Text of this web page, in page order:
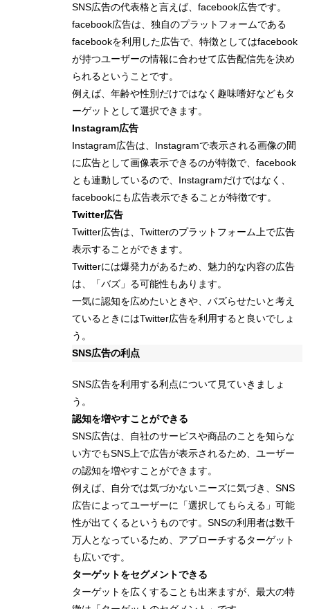
SNS広告の代表格と言えば、facebook広告です。
facebook広告は、独自のプラットフォームである
facebookを利用した広告で、特徴としてはfacebook
が持つユーザーの情報に合わせて広告配信先を決め
られるということです。
例えば、年齢や性別だけではなく趣味嗜好などもタ
ーゲットとして選択できます。
Instagram広告
Instagram広告は、Instagramで表示される画像の間
に広告として画像表示できるのが特徴で、facebook
とも連動しているので、Instagramだけではなく、
facebookにも広告表示できることが特徴です。
Twitter広告
Twitter広告は、Twitterのプラットフォーム上で広告
表示することができます。
Twitterには爆発力があるため、魅力的な内容の広告
は、「バズ」る可能性もあります。
一気に認知を広めたいときや、バズらせたいと考え
ているときにはTwitter広告を利用すると良いでしょ
う。
SNS広告の利点
SNS広告を利用する利点について見ていきましょ
う。
認知を増やすことができる
SNS広告は、自社のサービスや商品のことを知らな
い方でもSNS上で広告が表示されるため、ユーザー
の認知を増やすことができます。
例えば、自分では気づかないニーズに気づき、SNS
広告によってユーザーに「選択してもらえる」可能
性が出てくるというものです。SNSの利用者は数千
万人となっているため、アプローチするターゲット
も広いです。
ターゲットをセグメントできる
ターゲットを広くすることも出来ますが、最大の特